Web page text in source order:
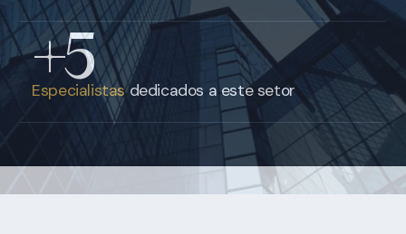
+5
Especialistasdedicados a este setor